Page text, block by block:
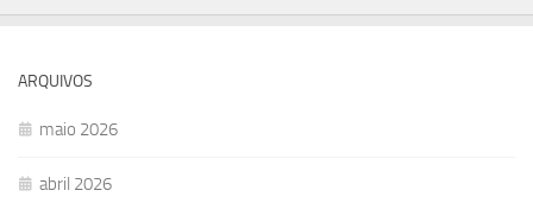
ARQUIVOS
maio 2026
abril 2026